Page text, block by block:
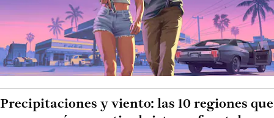
Precipitaciones y viento: las 10 regiones que